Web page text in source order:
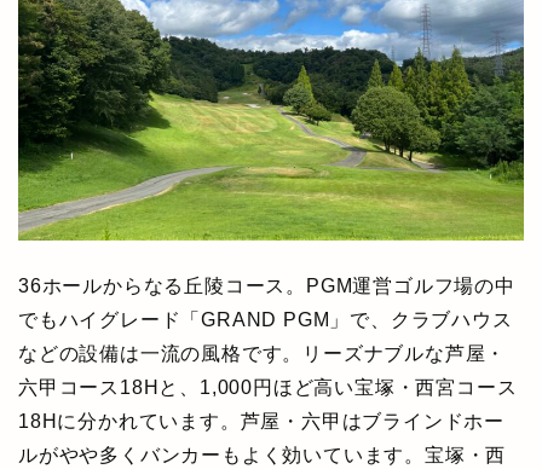
36ホールからなる丘陵コース。PGM運営ゴルフ場の中
でもハイグレード「GRAND PGM」で、クラブハウス
などの設備は一流の風格です。リーズナブルな芦屋・
六甲コース18Hと、1,000円ほど高い宝塚・西宮コース
18Hに分かれています。芦屋・六甲はブラインドホー
ルがやや多くバンカーもよく効いています。宝塚・西